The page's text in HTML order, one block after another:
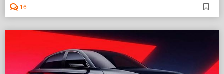
16